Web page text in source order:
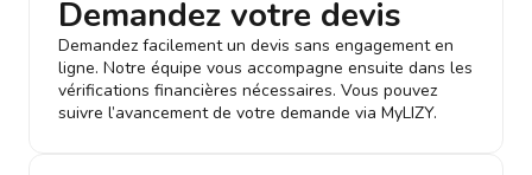
Demandez votre devis
Demandez facilement un devis sans engagement en
ligne. Notre équipe vous accompagne ensuite dans les
vérifications financières nécessaires. Vous pouvez
suivre l’avancement de votre demande via MyLIZY.